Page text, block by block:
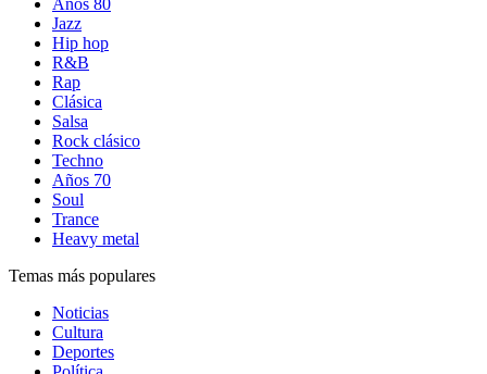
Años 80
Jazz
Hip hop
R&B
Rap
Clásica
Salsa
Rock clásico
Techno
Años 70
Soul
Trance
Heavy metal
Temas más populares
Noticias
Cultura
Deportes